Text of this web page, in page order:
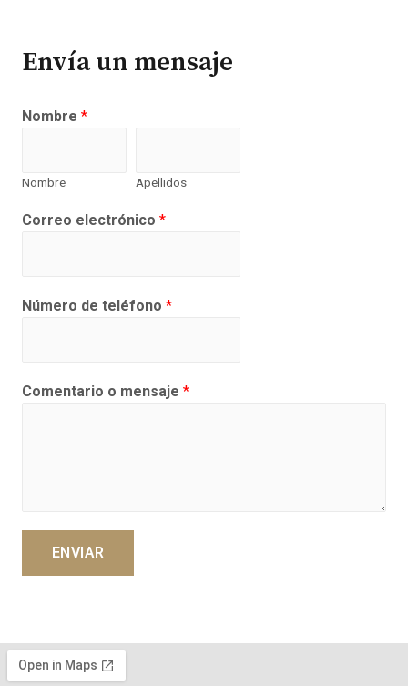
Envía un mensaje
Nombre *
Nombre Apellidos
Correo electrónico *
Número de teléfono *
Comentario o mensaje *
ENVIAR